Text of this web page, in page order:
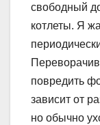
свободный
котлеты. Я
повредить
зависит от
но обычно